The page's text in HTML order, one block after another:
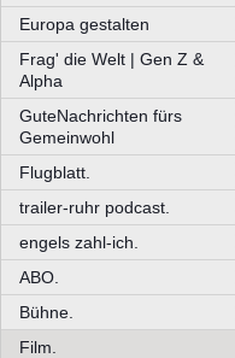
Europa gestalten
Frag' die Welt | Gen Z &
Alpha
GuteNachrichten fürs
Gemeinwohl
Flugblatt.
trailer-ruhr podcast.
engels zahl-ich.
ABO.
Bühne.
Film.